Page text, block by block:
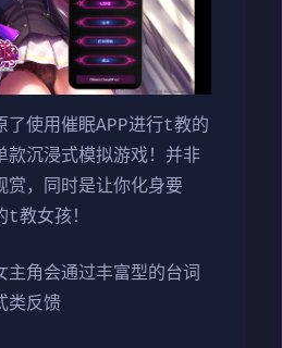
了使用催眠APP进行t教的
款沉浸式模拟游戏！并非
赏，同时是让你化身要
t教女孩！
主角会通过丰富型的台词
类反馈